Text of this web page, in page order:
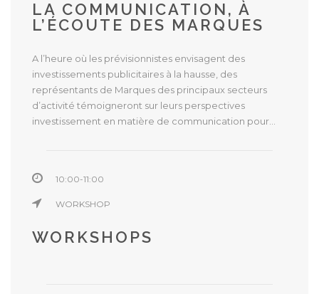
LA COMMUNICATION, À
L’ÉCOUTE DES MARQUES
A l’heure où les prévisionnistes envisagent des
investissements publicitaires à la hausse, des
représentants de Marques des principaux secteurs
d’activité témoigneront sur leurs perspectives
investissement en matière de communication pour...
10:00-11:00
WORKSHOP
WORKSHOPS